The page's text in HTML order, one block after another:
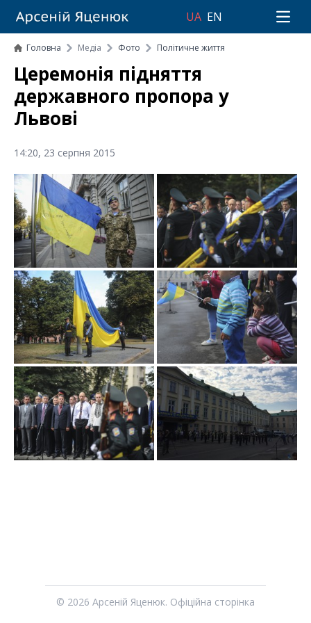
UA EN Open
Головна Медіа Фото Політичне життя
Церемонія підняття
державного пропора у
Львові
14:20, 23 серпня 2015
© 2026 Арсеній Яценюк. Офіційна сторінка